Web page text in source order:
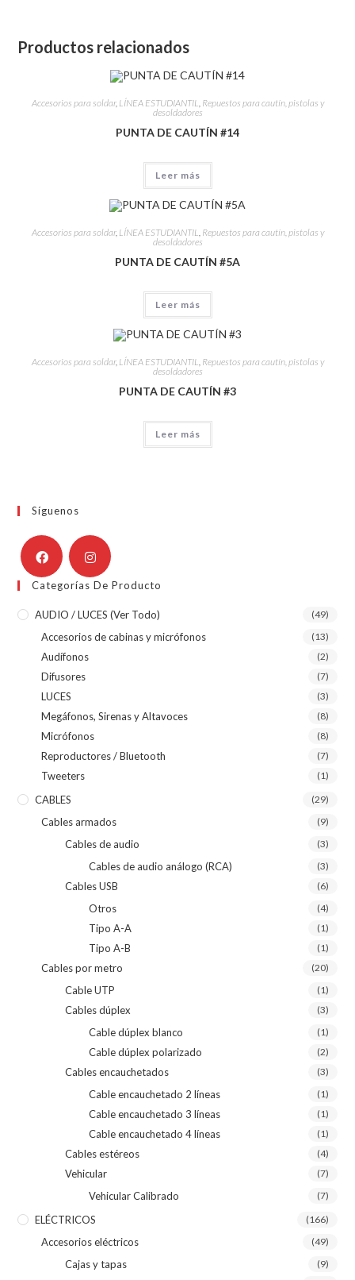
Productos relacionados
Accesorios para soldar, LÍNEA ESTUDIANTIL, Repuestos para cautín, pistolas y
desoldadores
PUNTA DE CAUTÍN #14
Leer más
Accesorios para soldar, LÍNEA ESTUDIANTIL, Repuestos para cautín, pistolas y
desoldadores
PUNTA DE CAUTÍN #5A
Leer más
Accesorios para soldar, LÍNEA ESTUDIANTIL, Repuestos para cautín, pistolas y
desoldadores
PUNTA DE CAUTÍN #3
Leer más
Síguenos
Categorías De Producto
AUDIO / LUCES (ver Todo) (49)
Accesorios de cabinas y micrófonos (13)
Audífonos (2)
Difusores (7)
LUCES (3)
Megáfonos, Sirenas y Altavoces (8)
Micrófonos (8)
Reproductores / Bluetooth (7)
Tweeters (1)
CABLES (29)
Cables armados (9)
Cables de audio (3)
Cables de audio análogo (RCA) (3)
Cables USB (6)
Otros (4)
Tipo A-A (1)
Tipo A-B (1)
Cables por metro (20)
Cable UTP (1)
Cables dúplex (3)
Cable dúplex blanco (1)
Cable dúplex polarizado (2)
Cables encauchetados (3)
Cable encauchetado 2 líneas (1)
Cable encauchetado 3 líneas (1)
Cable encauchetado 4 líneas (1)
Cables estéreos (4)
Vehicular (7)
Vehicular Calibrado (7)
ELÉCTRICOS (166)
Accesorios eléctricos (49)
Cajas y tapas (9)